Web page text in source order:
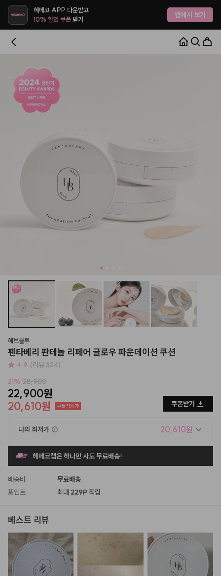
헤메코 APP 다운받고
10% 할인 쿠폰받기 앱에서 보기
헤브블루
펜타베리 판테놀 리페어 글로우 파운데이션 쿠션
4.9 (리뷰 324)
21% 28,900
22,900원
20,610원
쿠폰적용가 쿠폰받기
나의 최저가 20,610원
헤메코랩은 하나만 사도 무료배송!
배송비
무료배송
포인트
최대 229P 적립
베스트 리뷰